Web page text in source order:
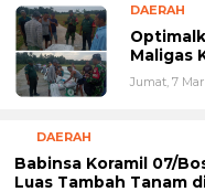
DAERAH
Maligas
Jumat, 7 Mar
DAERAH
Babinsa Koramil 07/
Luas Tambah Tanam